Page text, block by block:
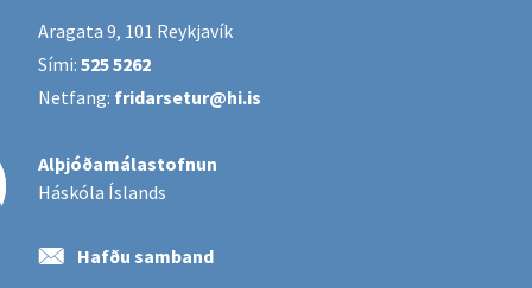
Aragata 9, 101 Reykjavík
Sími: 525 5262
Netfang: fridarsetur@hi.is
Alþjóðamálastofnun
Háskóla Íslands
Hafðu samband